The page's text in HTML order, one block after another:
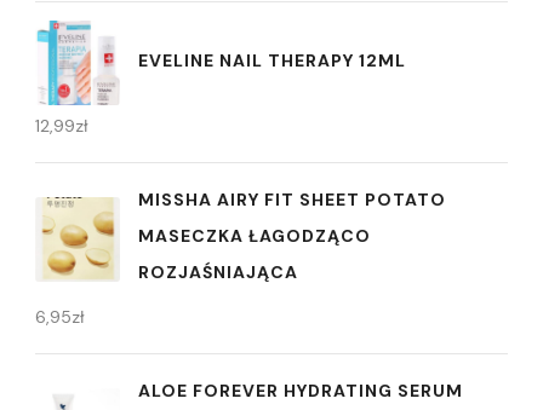
EVELINE NAIL THERAPY 12ML
12,99zł
MISSHA AIRY FIT SHEET POTATO
MASECZKA ŁAGODZĄCO
ROZJAŚNIAJĄCA
6,95zł
ALOE FOREVER HYDRATING SERUM